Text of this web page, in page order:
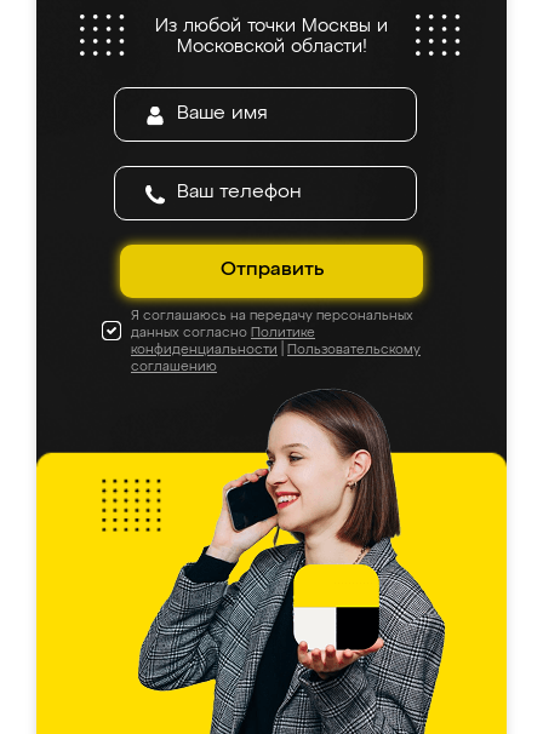
Из любой точки Москвы и
Московской области!
Отправить
Я соглашаюсь на передачу персональных
данных согласно Политике
конфиденциальности
Пользовательскому
соглашению